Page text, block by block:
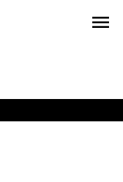
menu